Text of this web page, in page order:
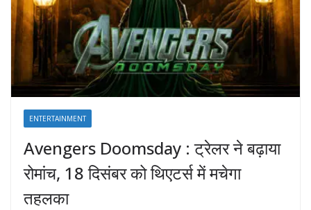
ENTERTAINMENT
Avengers Doomsday : ट्रेलर ने बढ़ाया
रोमांच, 18 दिसंबर को थिएटर्स में मचेगा
तहलका